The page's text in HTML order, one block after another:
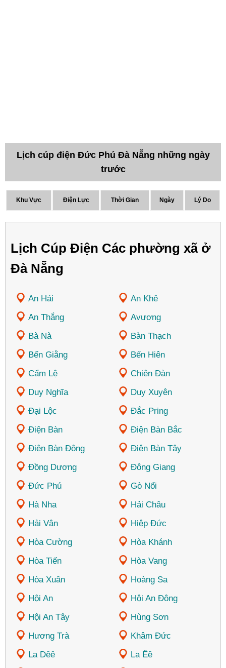
Lịch cúp điện Đức Phú Đà Nẵng những ngày
trước
Khu Vực Điện Lực Thời Gian Ngày Lý Do
Lịch Cúp Điện Các phường xã ở
Đà Nẵng
An Hải
An Khê
An Thắng
Avương
Bà Nà
Bàn Thạch
Bến Giằng
Bến Hiên
Cẩm Lệ
Chiên Đàn
Duy Nghĩa
Duy Xuyên
Đại Lộc
Đắc Pring
Điện Bàn
Điện Bàn Bắc
Điện Bàn Đông
Điện Bàn Tây
Đồng Dương
Đông Giang
Đức Phú
Gò Nổi
Hà Nha
Hải Châu
Hải Vân
Hiệp Đức
Hòa Cường
Hòa Khánh
Hòa Tiến
Hòa Vang
Hòa Xuân
Hoàng Sa
Hội An
Hội An Đông
Hội An Tây
Hùng Sơn
Hương Trà
Khâm Đức
La Dêê
La Êê